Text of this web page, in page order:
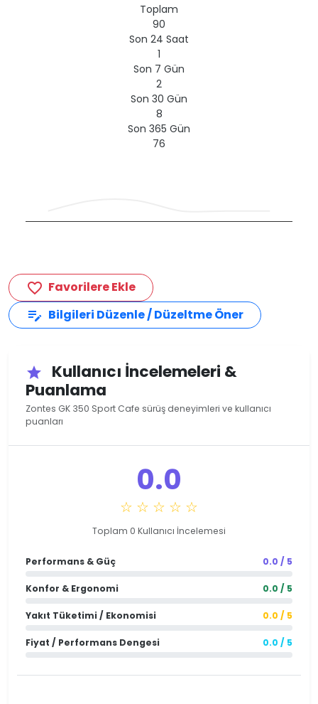
Toplam
90
Son 24 Saat
1
Son 7 Gün
2
Son 30 Gün
8
Son 365 Gün
76
favorite_border Favorilere Ekle
edit_note Bilgileri Düzenle / Düzeltme Öner
star
Kullanıcı İncelemeleri &
Puanlama
Zontes GK 350 Sport Cafe sürüş deneyimleri ve kullanıcı
puanları
0.0
☆ ☆ ☆ ☆ ☆
Toplam 0 Kullanıcı İncelemesi
Performans & Güç 0.0 / 5
Konfor & Ergonomi 0.0 / 5
Yakıt Tüketimi / Ekonomisi 0.0 / 5
Fiyat / Performans Dengesi 0.0 / 5